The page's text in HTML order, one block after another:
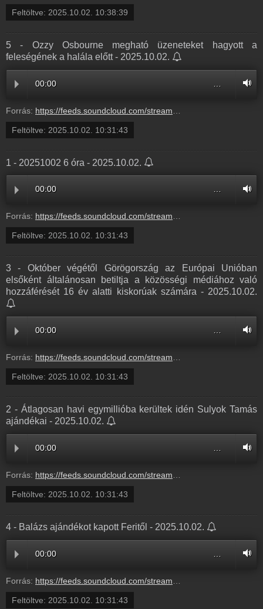
Feltöltve: 2025.10.02. 10:38:39
5 - Ozzy Osbourne megható üzeneteket hagyott a
feleségének a halála előtt - 2025.10.02.
00:00
Forrás: https://feeds.soundcloud.com/stream/2180558711-balazsek-5-ozzy-osbourne-meghato-uzeneteket-hagyott-a-felesegenek-a-halala-elott-5.mp3
Feltöltve: 2025.10.02. 10:31:43
1 - 20251002 6 óra - 2025.10.02.
00:00 …
Forrás: https://feeds.soundcloud.com/stream/2180558707-balazsek-1-20251002-6-ora-1.mp3
Feltöltve: 2025.10.02. 10:31:43
3 - Október végétől Görögország az Európai Unióban
elsőként általánosan betiltja a közösségi médiához való
hozzáférését 16 év alatti kiskorúak számára - 2025.10.02.
00:00
Forrás: https://feeds.soundcloud.com/stream/2180558703-balazsek-3-oktober-vegetol-gorogorszag-az-europai-unioban-elsokent-altalanosan-betiltja-a-kozossegi-mediahoz-valo-hozzafereset-16-ev-alatti-kiskoruak-szamara-3.mp3
Feltöltve: 2025.10.02. 10:31:43
2 - Átlagosan havi egymillióba kerültek idén Sulyok Tamás
ajándékai - 2025.10.02.
00:00
Forrás: https://feeds.soundcloud.com/stream/2180558699-balazsek-2-atlagosan-havi-egymillioba-kerultek-iden-sulyok-tamas-ajandekai-2.mp3
Feltöltve: 2025.10.02. 10:31:43
4 - Balázs ajándékot kapott Feritől - 2025.10.02.
00:00
Forrás: https://feeds.soundcloud.com/stream/2180558695-balazsek-4-balazs-ajandekot-kapott-feritol-4.mp3
Feltöltve: 2025.10.02. 10:31:43